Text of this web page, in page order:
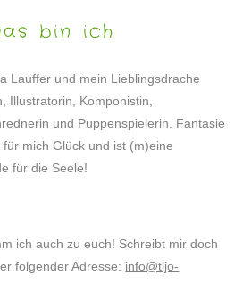
bin ich
Lauffer und mein Lieblingsdrache
Illustratorin, Komponistin,
und Puppenspielerin. Fantasie
mich Glück und ist (m)eine
für die Seele!
ich auch zu euch! Schreibt mir doch
folgender Adresse: info@tijo-